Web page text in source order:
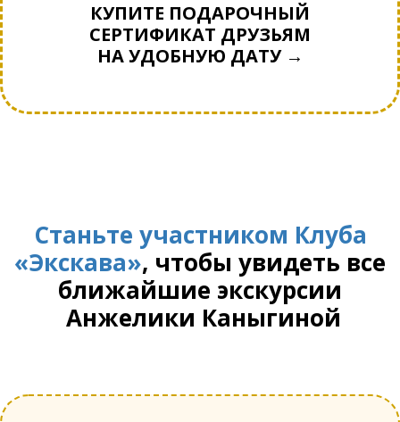
КУПИТЕ ПОДАРОЧНЫЙ
СЕРТИФИКАТ ДРУЗЬЯМ
НА УДОБНУЮ ДАТУ →
Станьте участником Клуба
«Экскава», чтобы увидеть все
ближайшие экскурсии
Анжелики Каныгиной